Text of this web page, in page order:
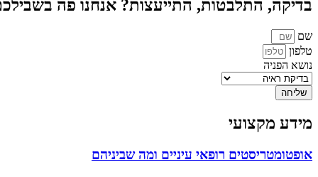
בדיקה, התלבטות, התייעצות? אנחנו פה
שם
טלפון
נושא הפניה
שליחה
מידע מקצועי
אופטומטריסטים רופאי עיניים ומה שביניהם